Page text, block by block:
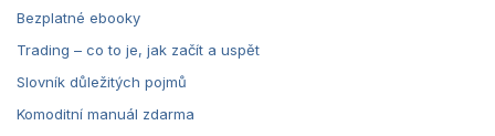
Bezplatné ebooky
Trading – co to je, jak začít a uspět
Slovník důležitých pojmů
Komoditní manuál zdarma